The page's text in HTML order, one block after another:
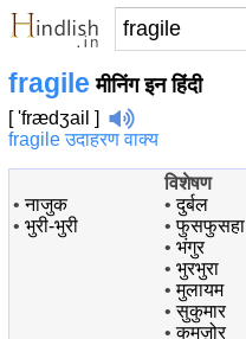
fragile मीनिंग इन हिंदी
[ 'frædʒail ]
fragile उदाहरण वाक्य
•नाजुक
• भुरी-भुरी
विशेषण
•दुर्बल
•फुसफुसहा
• भंगुर
• भुरभुरा
•मुलायम
•सुकुमार
•कमज़ोर